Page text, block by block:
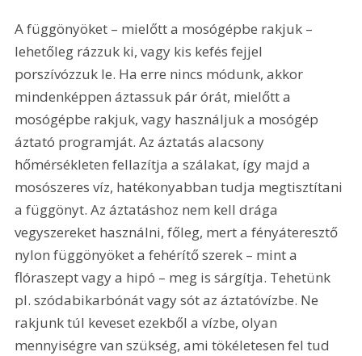
A függönyöket – mielőtt a mosógépbe rakjuk –
lehetőleg rázzuk ki, vagy kis kefés fejjel
porszívózzuk le. Ha erre nincs módunk, akkor
mindenképpen áztassuk pár órát, mielőtt a
mosógépbe rakjuk, vagy használjuk a mosógép
áztató programját. Az áztatás alacsony
hőmérsékleten fellazítja a szálakat, így majd a
mosószeres víz, hatékonyabban tudja megtisztítani
a függönyt. Az áztatáshoz nem kell drága
vegyszereket használni, főleg, mert a fényáteresztő
nylon függönyöket a fehérítő szerek – mint a
flóraszept vagy a hipó – meg is sárgítja. Tehetünk
pl. szódabikarbónát vagy sót az áztatóvízbe. Ne
rakjunk túl keveset ezekből a vízbe, olyan
mennyiségre van szükség, ami tökéletesen fel tud